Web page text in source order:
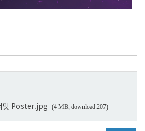
밋 Poster.jpg
(4 MB, download:207)